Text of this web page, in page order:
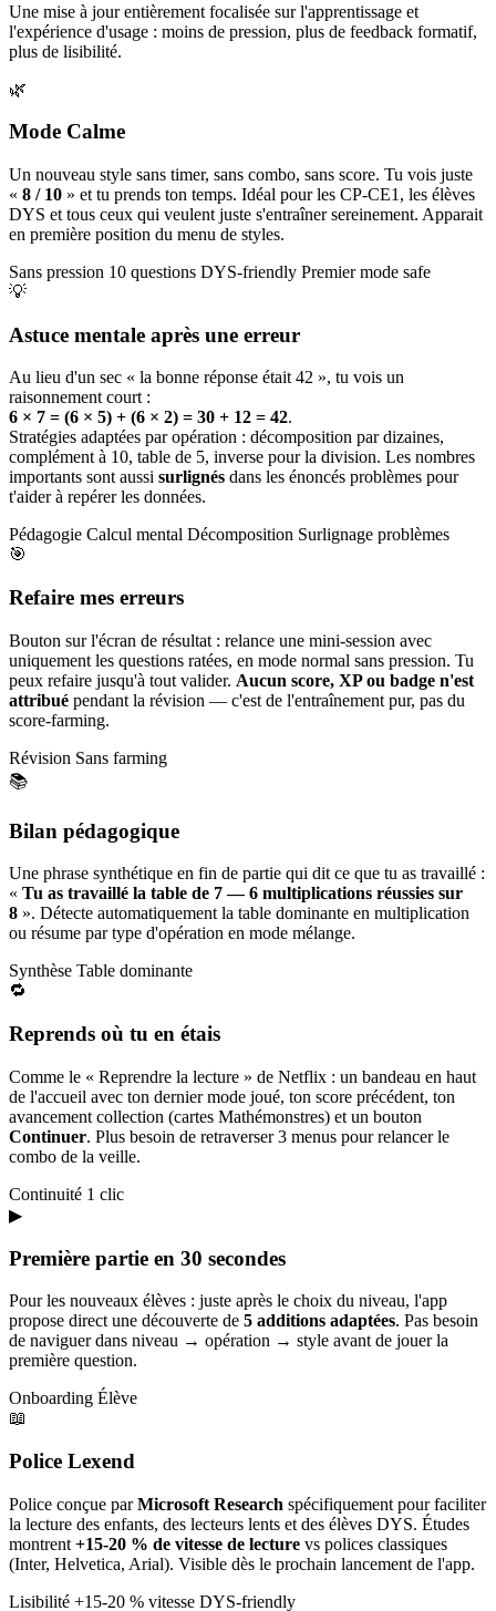
Une mise à jour entièrement focalisée sur l'apprentissage et
l'expérience d'usage : moins de pression, plus de feedback formatif,
plus de lisibilité.
🌿
Mode Calme
Un nouveau style sans timer, sans combo, sans score. Tu vois juste
« 8 / 10 » et tu prends ton temps. Idéal pour les CP-CE1, les élèves
DYS et tous ceux qui veulent juste s'entraîner sereinement. Apparait
en première position du menu de styles.
Sans pression 10 questions DYS-friendly Premier mode safe
💡
Astuce mentale après une erreur
Au lieu d'un sec « la bonne réponse était 42 », tu vois un
raisonnement court :
6 × 7 = (6 × 5) + (6 × 2) = 30 + 12 = 42.
Stratégies adaptées par opération : décomposition par dizaines,
complément à 10, table de 5, inverse pour la division. Les nombres
importants sont aussi surlignés dans les énoncés problèmes pour
t'aider à repérer les données.
Pédagogie Calcul mental Décomposition Surlignage problèmes
🎯
Refaire mes erreurs
Bouton sur l'écran de résultat : relance une mini-session avec
uniquement les questions ratées, en mode normal sans pression. Tu
peux refaire jusqu'à tout valider. Aucun score, XP ou badge n'est
attribué pendant la révision — c'est de l'entraînement pur, pas du
score-farming.
Révision Sans farming
📚
Bilan pédagogique
Une phrase synthétique en fin de partie qui dit ce que tu as travaillé :
« Tu as travaillé la table de 7 — 6 multiplications réussies sur
8 ». Détecte automatiquement la table dominante en multiplication
ou résume par type d'opération en mode mélange.
Synthèse Table dominante
🔁
Reprends où tu en étais
Comme le « Reprendre la lecture » de Netflix : un bandeau en haut
de l'accueil avec ton dernier mode joué, ton score précédent, ton
avancement collection (cartes Mathémonstres) et un bouton
Continuer. Plus besoin de retraverser 3 menus pour relancer le
combo de la veille.
Continuité 1 clic
▶
Première partie en 30 secondes
Pour les nouveaux élèves : juste après le choix du niveau, l'app
propose direct une découverte de 5 additions adaptées. Pas besoin
de naviguer dans niveau → opération → style avant de jouer la
première question.
Onboarding Élève
📖
Police Lexend
Police conçue parMicrosoft Research spécifiquement pour faciliter
la lecture des enfants, des lecteurs lents et des élèves DYS. Études
montrent +15-20 % de vitesse de lecture vs polices classiques
(Inter, Helvetica, Arial). Visible dès le prochain lancement de l'app.
Lisibilité +15-20 % vitesse DYS-friendly